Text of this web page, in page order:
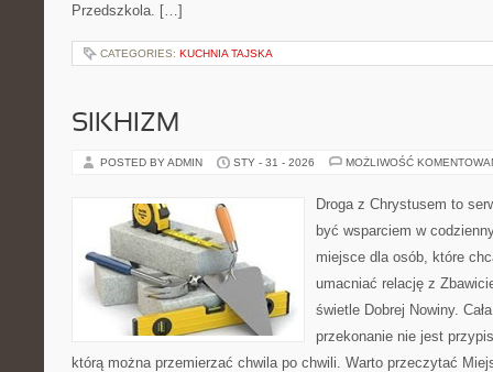
Przedszkola. […]
CATEGORIES: KUCHNIA TAJSKA
SIKHIZM
POSTED BY ADMIN STY - 31 - 2026 MOŻLIWOŚĆ
Droga z Chrystusem to
być wsparciem w
miejsce dla osób, które
umacniać relację z
świetle Dobrej Nowiny.
przekonanie nie jest
którą można przemierzać chwila po chwili. Warto przeczytać